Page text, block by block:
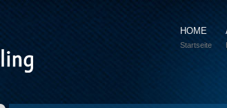
HOME
Startseite